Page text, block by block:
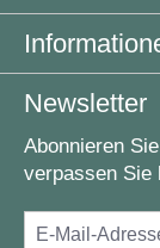
Newsletter
Abonnieren
verpassen Sie